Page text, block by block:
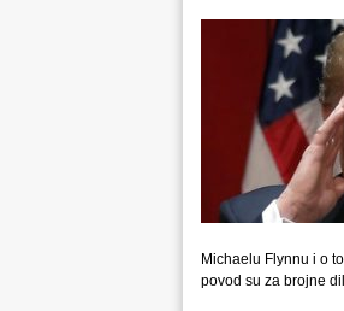
Michaelu Flynnu i o
povod su za brojne